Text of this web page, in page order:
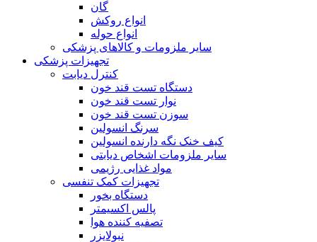
گان
انواع روکش
انواع حوله
سایر ملزومات و کالاهای پزشکی
تجهیزات پزشکی
کنترل دیابت
دستگاه تست قند خون
نوار تست قند خون
سوزن تست قند خون
سرنگ انسولین
کیف خنک نگه دارنده انسولین
سایر ملزومات اشخاص دیابتی
مواد غذایی رژیمی
تجهیزات کمک تنفسی
دستگاه بخور
پالس اکسیمتر
تصفیه کننده هوا
نبولایزر